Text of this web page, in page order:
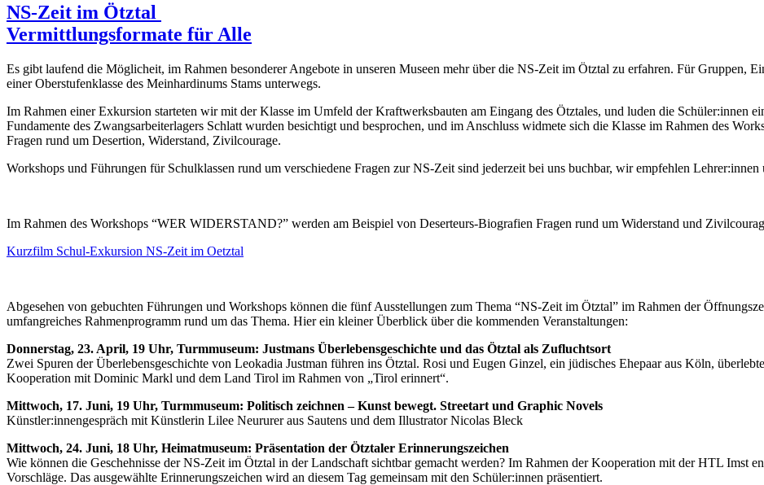
NS-Zeit im Ötztal
Vermittlungsformate für Alle
Es gibt laufend die Möglicheit, im Rahmen besonderer Angebote in unseren Museen mehr über die NS-Zeit im Ötztal zu erfahren. Für Gruppen,
einer Oberstufenklasse des Meinhardinums Stams unterwegs.
Im Rahmen einer Exkursion starteten wir mit der Klasse im Umfeld der Kraftwerksbauten am Eingang des Ötztales, und luden die Schüler:innen
Fundamente des Zwangsarbeiterlagers Schlatt wurden besichtigt und besprochen, und im Anschluss widmete sich die Klasse im Rahmen des
Fragen rund um Desertion, Widerstand, Zivilcourage.
Workshops und Führungen für Schulklassen rund um verschiedene Fragen zur NS-Zeit sind jederzeit bei uns buchbar, wir empfehlen
Im Rahmen des Workshops “WER WIDERSTAND?” werden am Beispiel von Deserteurs-Biografien Fragen rund um Widerstand und
Kurzfilm Schul-Exkursion NS-Zeit im Oetztal
Abgesehen von gebuchten Führungen und Workshops können die fünf Ausstellungen zum Thema “NS-Zeit im Ötztal” im Rahmen der
umfangreiches Rahmenprogramm rund um das Thema. Hier ein kleiner Überblick über die kommenden Veranstaltungen:
Donnerstag, 23. April, 19 Uhr, Turmmuseum: Justmans Überlebensgeschichte und das Ötztal als Zufluchtsort
Zwei Spuren der Überlebensgeschichte von Leokadia Justman führen ins Ötztal. Rosi und Eugen Ginzel, ein jüdisches Ehepaar aus Köln,
Kooperation mit Dominic Markl und dem Land Tirol im Rahmen von „Tirol erinnert“.
Mittwoch, 17. Juni, 19 Uhr, Turmmuseum: Politisch zeichnen – Kunst bewegt. Streetart und Graphic Novels
Künstler:innengespräch mit Künstlerin Lilee Neururer aus Sautens und dem Illustrator Nicolas Bleck
Mittwoch, 24. Juni, 18 Uhr, Heimatmuseum: Präsentation der Ötztaler Erinnerungszeichen
Wie können die Geschehnisse der NS-Zeit im Ötztal in der Landschaft sichtbar gemacht werden? Im Rahmen der Kooperation mit der HTL Imst
Vorschläge. Das ausgewählte Erinnerungszeichen wird an diesem Tag gemeinsam mit den Schüler:innen präsentiert.